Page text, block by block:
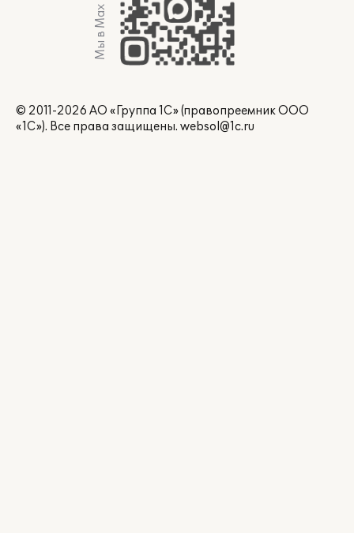
Мы в Max
© 2011-2026 АО «Группа 1С» (правопреемник ООО
«1С»). Все права защищены. websol@1c.ru